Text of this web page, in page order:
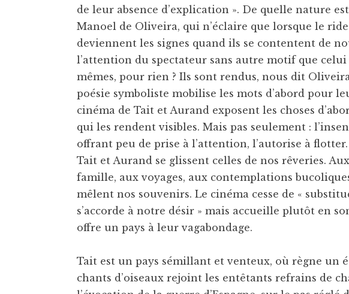
de leur absence d’explication ». De quelle nature
Manoel de Oliveira, qui n’éclaire que lorsque le
deviennent les signes quand ils se contentent de
l’attention du spectateur sans autre motif que celui
mêmes, pour rien ? Ils sont rendus, nous dit
poésie symboliste mobilise les mots d’abord pour
cinéma de Tait et Aurand exposent les choses
qui les rendent visibles. Mais pas seulement :
offrant peu de prise à l’attention, l’autorise à
Tait et Aurand se glissent celles de nos rêveries.
famille, aux voyages, aux contemplations
mêlent nos souvenirs. Le cinéma cesse de «
s’accorde à notre désir » mais accueille plutôt en
offre un pays à leur vagabondage.
Tait est un pays sémillant et venteux, où règne un
chants d’oiseaux rejoint les entêtants refrains de